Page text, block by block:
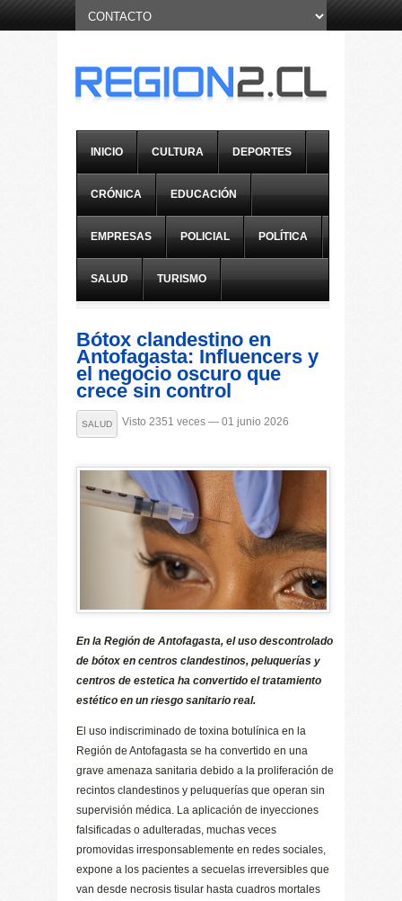
INICIO CULTURA DEPORTES
CRÓNICA EDUCACIÓN
EMPRESAS POLICIAL POLÍTICA
SALUD TURISMO
Bótox clandestino en
Antofagasta: Influencers y
el negocio oscuro que
crece sin control
SALUD Visto 2351 veces — 01 junio 2026
En la Región de Antofagasta, el uso descontrolado
de bótox en centros clandestinos, peluquerías y
centros de estetica ha convertido el tratamiento
estético en un riesgo sanitario real.
El uso indiscriminado de toxina botulínica en la
Región de Antofagasta se ha convertido en una
grave amenaza sanitaria debido a la proliferación de
recintos clandestinos y peluquerías que operan sin
supervisión médica. La aplicación de inyecciones
falsificadas o adulteradas, muchas veces
promovidas irresponsablemente en redes sociales,
expone a los pacientes a secuelas irreversibles que
van desde necrosis tisular hasta cuadros mortales